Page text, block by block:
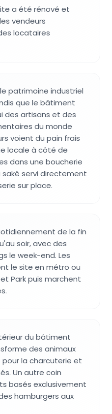
a été rénové et
vendeurs
locataires
patrimoine industriel
que le bâtiment
des artisans et des
du monde
voient du pain frais
locale à côté de
dans une boucherie
servi directement
sur place.
de la fin
soir, avec des
le week-end. Les
le site en métro ou
Park puis marchent
du bâtiment
des animaux
la charcuterie et
Un autre coin
basés exclusivement
hamburgers aux